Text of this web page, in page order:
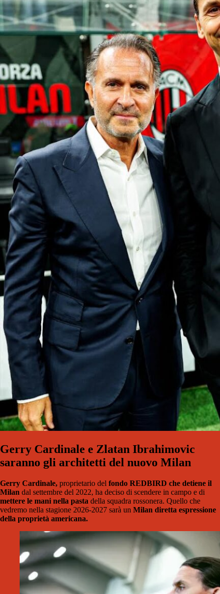
Gerry Cardinale e Zlatan Ibrahimovic
saranno gli architetti del nuovo Milan
Gerry Cardinale, proprietario del fondo REDBIRD che detiene il
Milan dal settembre del 2022, ha deciso di scendere in campo e di
mettere le mani nella pasta della squadra rossonera. Quello che
vedremo nella stagione 2026-2027 sarà un Milan diretta espressione
della proprietà americana.